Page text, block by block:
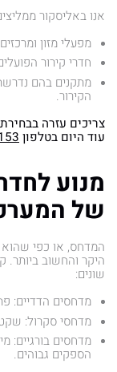
אנו באליסקור
מפעלי מזון
חדרי קירור הפועלים
מתקנים בהם
הקירור.
צריכים עזרה
עוד היום בטלפון
מנוע
של
המדחס, או כפי שהוא
היקר והחשוב ביותר.
שונים:
מדחסים הדדיים:
מדחסי סקרול:
מדחסים בורגיים:
הספקים גבוהים.